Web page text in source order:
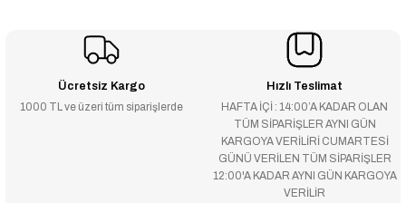
Ücretsiz Kargo
1000 TL ve üzeri tüm siparişlerde
Hızlı Teslimat
HAFTA İÇİ : 14:00’A KADAR OLAN
TÜM SİPARİŞLER AYNI GÜN
KARGOYA VERİLİRİ CUMARTESİ
GÜNÜ VERİLEN TÜM SİPARİŞLER
12:00'A KADAR AYNI GÜN KARGOYA
VERİLİR